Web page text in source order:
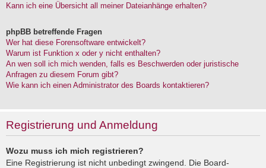
Kann ich eine Übersicht all meiner Dateianhänge erhalten?
phpBB betreffende Fragen
Wer hat diese Forensoftware entwickelt?
Warum ist Funktion x oder y nicht enthalten?
An wen soll ich mich wenden, falls es Beschwerden oder juristische
Anfragen zu diesem Forum gibt?
Wie kann ich einen Administrator des Boards kontaktieren?
Registrierung und Anmeldung
Wozu muss ich mich registrieren?
Eine Registrierung ist nicht unbedingt zwingend. Die Board-